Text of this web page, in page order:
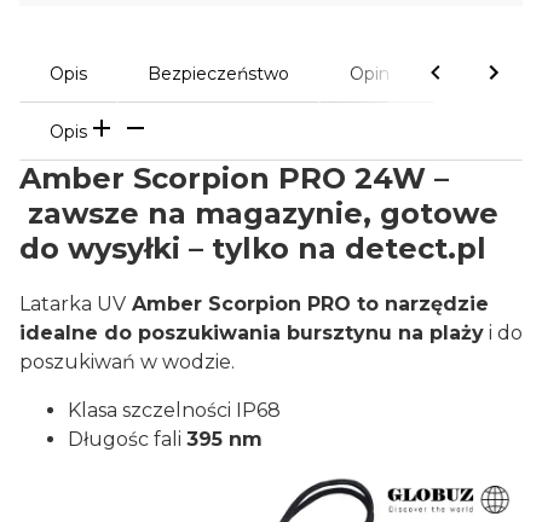
Opis Bezpieczeństwo Opinie
Opis
Amber Scorpion PRO 24W –
zawsze na magazynie, gotowe
do wysyłki – tylko na detect.pl
Latarka UV Amber Scorpion PRO to narzędzie
idealne do poszukiwania bursztynu na plaży i do
poszukiwań w wodzie.
Klasa szczelności IP68
Długośc fali 395 nm